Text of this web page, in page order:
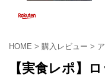
HOME > 購入レビュー >
【実食レポ】